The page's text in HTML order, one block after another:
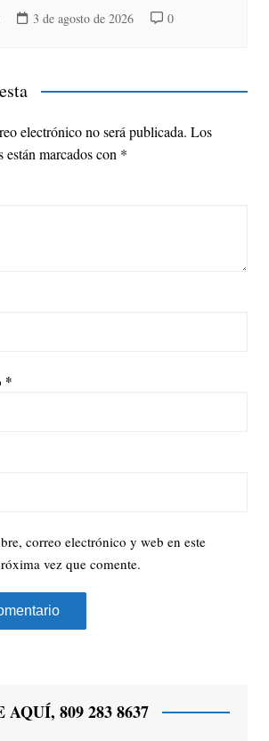
3 de agosto de 2026 0
electrónico no será publicada. Los
marcados con *
*
correo electrónico y web en este
vez que comente.
809 283 8637